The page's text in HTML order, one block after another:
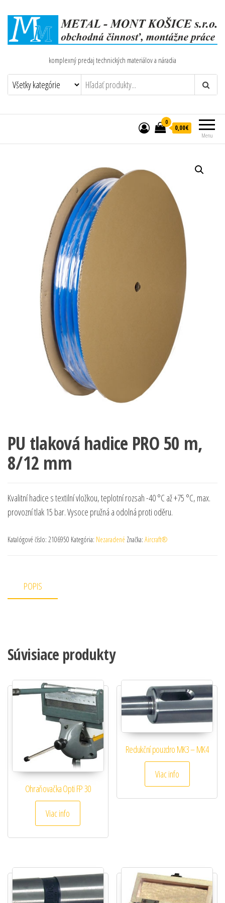
komplexný predaj technických materiálov a náradia
Menu
0
0,00€
PU tlaková hadice PRO 50 m,
8/12 mm
Kvalitní hadice s textilní vložkou, teplotní rozsah -40 °C až +75 °C, max.
provozní tlak 15 bar. Vysoce pružná a odolná proti oděru.
Katalógové číslo: 2106950 Kategória: Nezaradené Značka: Aircraft®
POPIS
Súvisiace produkty
Ohraňovačka Opti FP 30
Viac info
Redukční pouzdro MK3 – MK4
Viac info